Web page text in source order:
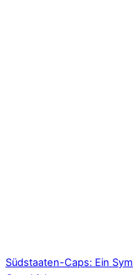
Südstaaten-Caps: Ein